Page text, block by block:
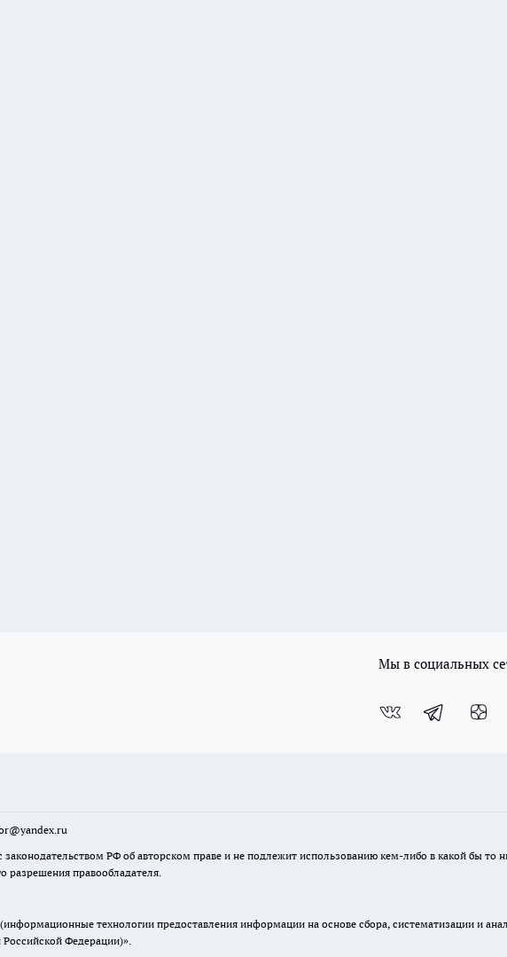
Мы в социальных
РФ об авторском праве и не подлежит использованию кем-либо в какой бы
разрешения правообладателя.
технологии предоставления информации на основе сбора, систематизации и
Федерации)».